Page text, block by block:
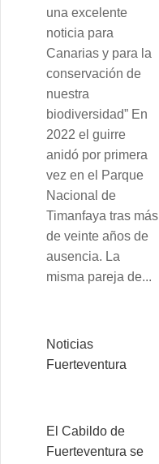
una excelente
noticia para
Canarias y para la
conservación de
nuestra
biodiversidad” En
2022 el guirre
anidó por primera
vez en el Parque
Nacional de
Timanfaya tras más
de veinte años de
ausencia. La
misma pareja de...
Noticias
Fuerteventura
El Cabildo de
Fuerteventura se